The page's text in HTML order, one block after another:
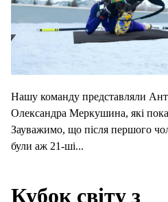
Нашу команду представляли
Олександра Меркушина, які
Зауважимо, що після першого
були аж 21-ші...
Кубок світу з